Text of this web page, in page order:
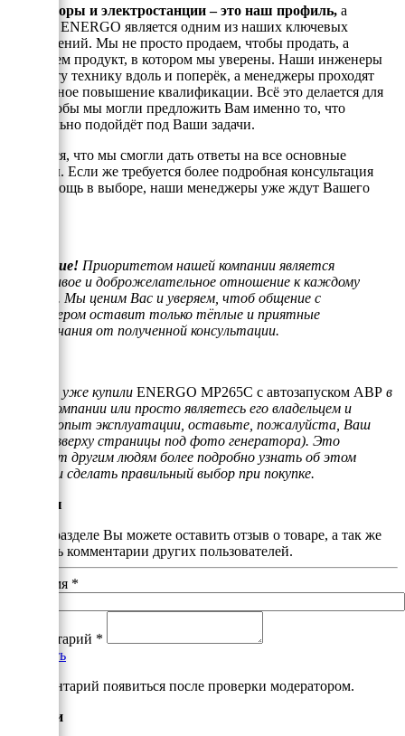
Генераторы и электростанции – это наш профиль, а
техника ENERGO является одним из наших ключевых
направлений. Мы не просто продаем, чтобы продать, а
реализуем продукт, в котором мы уверены. Наши инженеры
знают эту технику вдоль и поперёк, а менеджеры проходят
постоянное повышение квалификации. Всё это делается для
того, чтобы мы могли предложить Вам именно то, что
оптимально подойдёт под Ваши задачи.
Надеемся, что мы смогли дать ответы на все основные
вопросы. Если же требуется более подробная консультация
или помощь в выборе, наши менеджеры уже ждут Вашего
Внимание! Приоритетом нашей компании является
отзывчивое и доброжелательное отношение к каждому
клиенту. Мы ценим Вас и уверяем, чтоб общение с
менеджером оставит только тёплые и приятные
воспоминания от полученной консультации.
Если Вы уже купили ENERGO MP265C с автозапуском АВР в
нашей компании или просто являетесь его владельцем и
имеете опыт эксплуатации, оставьте, пожалуйста, Ваш
отзыв (вверху страницы под фото генератора). Это
поможет другим людям более подробно узнать об этом
товаре и сделать правильный выбор при покупке.
Отзывы
В этом разделе Вы можете оставить отзыв о товаре, а так же
почитать комментарии других пользователей.
Ваше имя *
Комментарий *
Добавить
*Комментарий появиться после проверки модератором.
Аналоги